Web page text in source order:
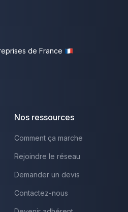
de France
Nos ressources
Comment ça marche
Rejoindre le réseau
Demander un devis
Contactez-nous